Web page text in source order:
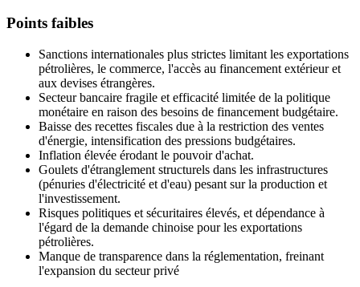
Points faibles
Sanctions internationales plus strictes limitant les exportations
pétrolières, le commerce, l'accès au financement extérieur et
aux devises étrangères.
Secteur bancaire fragile et efficacité limitée de la politique
monétaire en raison des besoins de financement budgétaire.
Baisse des recettes fiscales due à la restriction des ventes
d'énergie, intensification des pressions budgétaires.
Inflation élevée érodant le pouvoir d'achat.
Goulets d'étranglement structurels dans les infrastructures
(pénuries d'électricité et d'eau) pesant sur la production et
l'investissement.
Risques politiques et sécuritaires élevés, et dépendance à
l'égard de la demande chinoise pour les exportations
pétrolières.
Manque de transparence dans la réglementation, freinant
l'expansion du secteur privé